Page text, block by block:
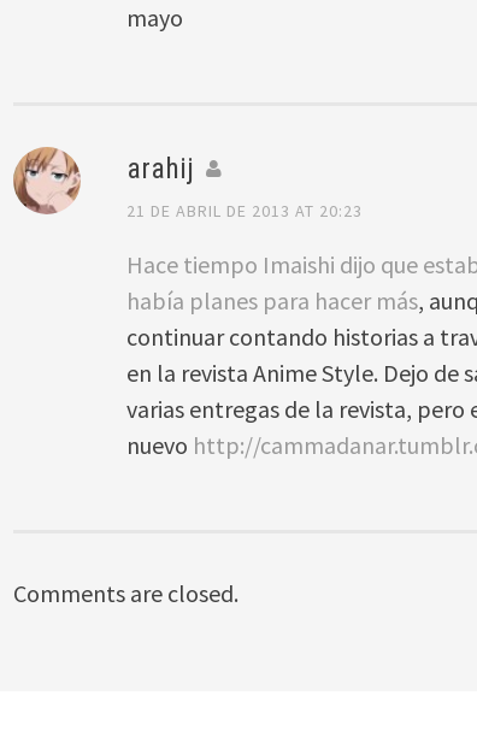
mayo
arahij
21 DE ABRIL DE 2013 AT 20:23
Hace tiempo Imaishi dijo que
había planes para hacer más,
continuar contando historias a
en la revista Anime Style. Dejo de
varias entregas de la revista,
nuevo http://
Comments are closed.